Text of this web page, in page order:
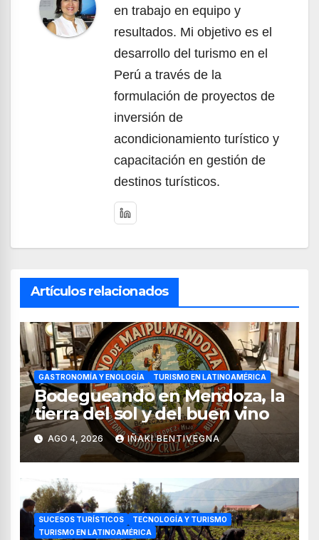
en trabajo en equipo y
resultados. Mi objetivo es el
desarrollo del turismo en el
Perú a través de la
formulación de proyectos de
inversión de
acondicionamiento turístico y
capacitación en gestión de
destinos turísticos.
Artículos relacionados
GASTRONOMÍA Y ENOLOGÍA TURISMO EN LATINOAMÉRICA
Bodegueando en Mendoza, la
tierra del sol y del buen vino
AGO 4, 2026 IÑAKI BENTIVEGNA
SUCESOS TURÍSTICOS
TECNOLOGÍA Y TURISMO
TURISMO EN LATINOAMÉRICA